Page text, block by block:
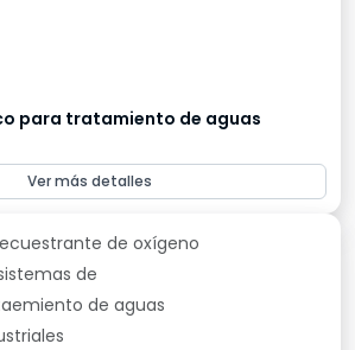
para tratamiento de aguas
Ver más detalles